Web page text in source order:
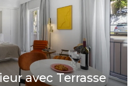
avec Terrasse